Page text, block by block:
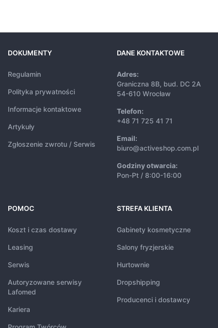
DOKUMENTY
Regulamin
Polityka prywatności
Informacje kontaktowe
Artykuły
Zgłoszenie zwrotu / Serwis
DANE KONTAKTOWE
Adres:
Graniczna 8B, bud. DC 2A
54-610 Wrocław
Telefon:
+48 71 725 41 71
Email:
biuro@activeshop.com.pl
Godziny otwarcia:
Pon-Pt / 8:00-16:00
POMOC
Koszt i czas dostawy
Leasing
Serwis
Autoryzowane serwisy
Lafomed
Kariera
STREFA KLIENTA
Gabinety kosmetyczne
Salony fryzjerskie
Hurtownie
Dropshipping
Producenci i dostawcy